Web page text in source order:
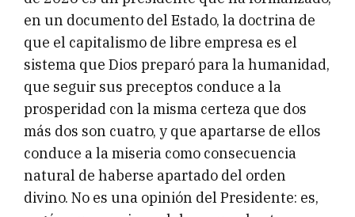
en un documento del Estado, la doctrina de
que el capitalismo de libre empresa es el
sistema que Dios preparó para la humanidad,
que seguir sus preceptos conduce a la
prosperidad con la misma certeza que dos
más dos son cuatro, y que apartarse de ellos
conduce a la miseria como consecuencia
natural de haberse apartado del orden
divino. No es una opinión del Presidente: es,